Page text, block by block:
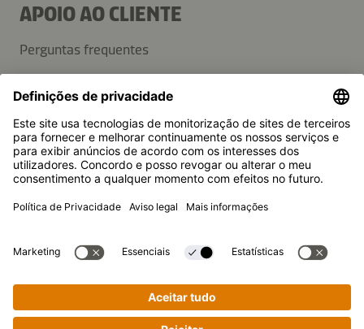
APOIO AO CLIENTE
Perguntas frequentes
Newsletter
Imprensa
A Kikkoman é uma marca registada da Kikkoman Corporation,
© Kikkoman Trading Europe GmbH 2023 – 2026
Theodorstraße 180, 40472 Düsseldorf, Alemanha
Definições de privacidade
Aviso legal
Política de privacidade